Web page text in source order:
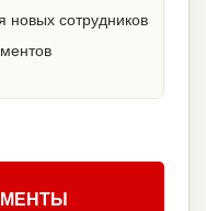
новых сотрудников